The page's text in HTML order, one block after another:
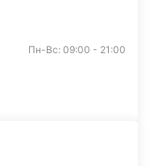
Пн-Вс: 09:00 - 21:00